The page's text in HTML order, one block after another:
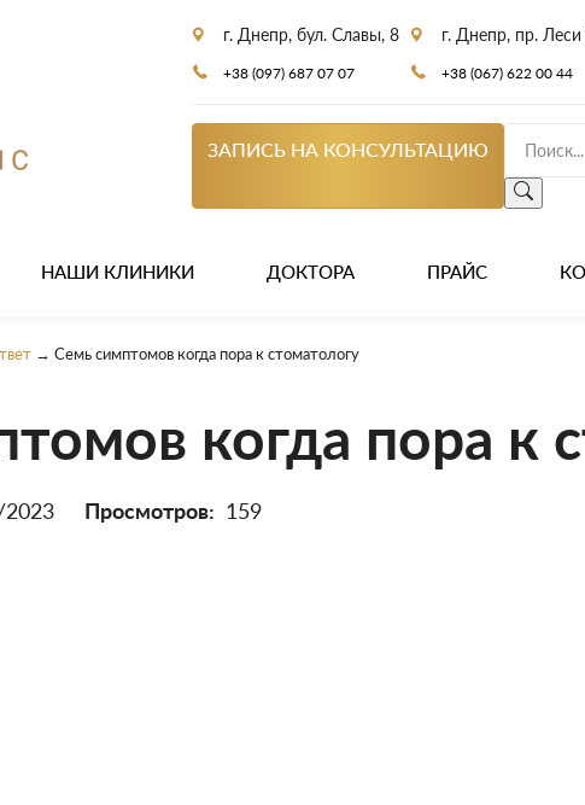
г. Днепр, бул. Славы, 8
+38 (097) 687 07 07
г. Днепр, пр.
+38 (067) 622 00 44
ЗАПИСЬ НА КОНСУЛЬТАЦИЮ
НАШИ КЛИНИКИ ДОКТОРА ПРАЙС
→ Семь симптомов когда пора к стоматологу
когда пора к
Просмотров: 159